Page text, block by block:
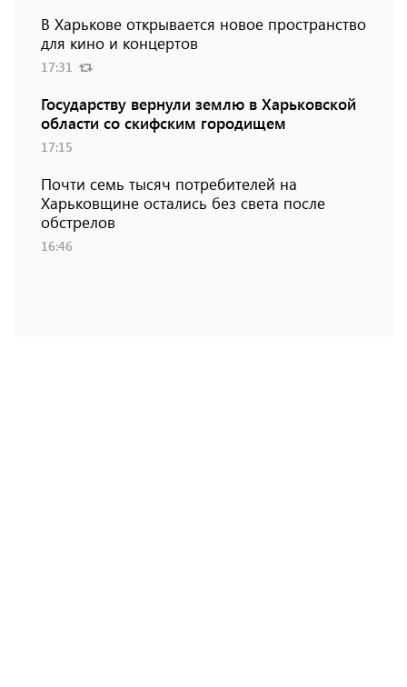
В Харькове открывается новое пространство
для кино и концертов
17:31
Государству вернули землю в Харьковской
области со скифским городищем
17:15
Почти семь тысяч потребителей на
Харьковщине остались без света после
обстрелов
16:46